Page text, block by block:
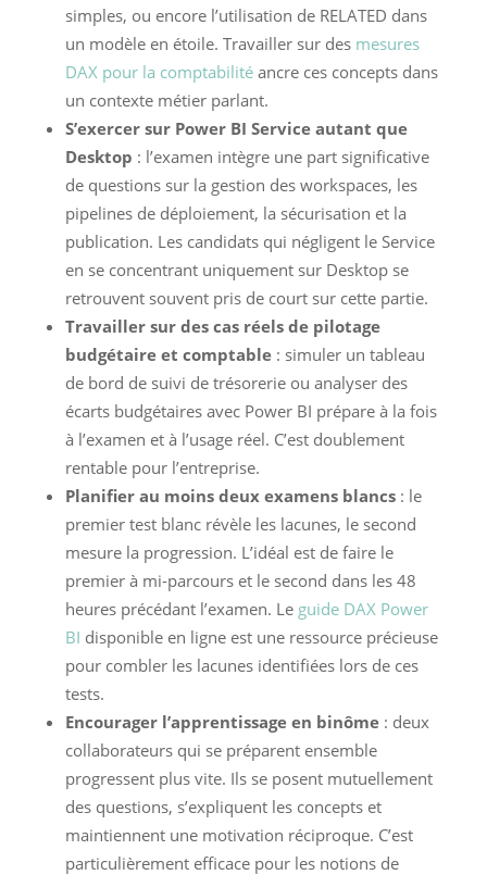
simples, ou encore l’utilisation de RELATED dans
un modèle en étoile. Travailler sur des mesures
DAX pour la comptabilitéancre ces concepts dans
un contexte métier parlant.
S’exercer sur Power BI Service autant que
Desktop : l’examen intègre une part significative
de questions sur la gestion des workspaces, les
pipelines de déploiement, la sécurisation et la
publication. Les candidats qui négligent le Service
en se concentrant uniquement sur Desktop se
retrouvent souvent pris de court sur cette partie.
Travailler sur des cas réels de pilotage
budgétaire et comptable: simuler un tableau
de bord de suivi de trésorerie ou analyser des
écarts budgétaires avec Power BI prépare à la fois
à l’examen et à l’usage réel. C’est doublement
rentable pour l’entreprise.
Planifier au moins deux examens blancs: le
premier test blanc révèle les lacunes, le second
mesure la progression. L’idéal est de faire le
premier à mi-parcours et le second dans les 48
heures précédant l’examen. Le guide DAX Power
BI disponible en ligne est une ressource précieuse
pour combler les lacunes identifiées lors de ces
tests.
Encourager l’apprentissage en binôme: deux
collaborateurs qui se préparent ensemble
progressent plus vite. Ils se posent mutuellement
des questions, s’expliquent les concepts et
maintiennent une motivation réciproque. C’est
particulièrement efficace pour les notions de